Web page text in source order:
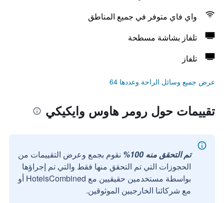
واي فاي متوفر في جميع المناطق
تلفاز بشاشة مسطحة
تلفاز
عرض جميع وسائل الراحة وعددها 64
تقييمات حول رومر هاوس وايكيكي
تم التحقق منه 100%
نقوم بجمع وعرض التقييمات من
الحجوزات التي تم التحقق منها فقط والتي تم إجراؤها
بواسطة مستخدمين حقيقيين مع HotelsCombined أو
مع شركائنا الخارجيين الموثوقين.